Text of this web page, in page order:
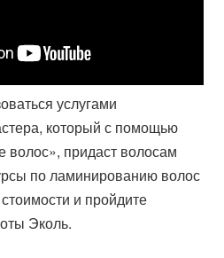
услугами
который с помощью
волос», придаст волосам
по ламинированию волос
и пройдите
Эколь.